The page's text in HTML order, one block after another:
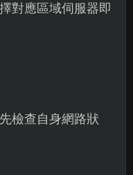
對應區域伺服器即
檢查自身網路狀